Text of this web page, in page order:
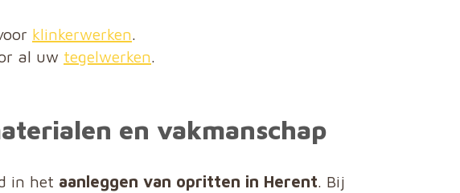
klinkerwerken
al uw tegelwerken
en vakmanschap
in het aanleggen van opritten in Herent. Bij